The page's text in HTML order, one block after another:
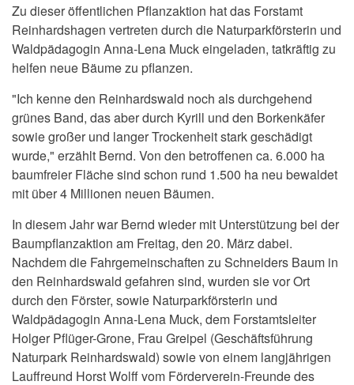
Zu dieser öffentlichen Pflanzaktion hat das Forstamt
Reinhardshagen vertreten durch die Naturparkförsterin und
Waldpädagogin Anna-Lena Muck eingeladen, tatkräftig zu
helfen neue Bäume zu pflanzen.
"Ich kenne den Reinhardswald noch als durchgehend
grünes Band, das aber durch Kyrill und den Borkenkäfer
sowie großer und langer Trockenheit stark geschädigt
wurde," erzählt Bernd. Von den betroffenen ca. 6.000 ha
baumfreier Fläche sind schon rund 1.500 ha neu bewaldet
mit über 4 Millionen neuen Bäumen.
In diesem Jahr war Bernd wieder mit Unterstützung bei der
Baumpflanzaktion am Freitag, den 20. März dabei.
Nachdem die Fahrgemeinschaften zu Schneiders Baum in
den Reinhardswald gefahren sind, wurden sie vor Ort
durch den Förster, sowie Naturparkförsterin und
Waldpädagogin Anna-Lena Muck, dem Forstamtsleiter
Holger Pflüger-Grone, Frau Greipel (Geschäftsführung
Naturpark Reinhardswald) sowie von einem langjährigen
Lauffreund Horst Wolff vom Förderverein-Freunde des